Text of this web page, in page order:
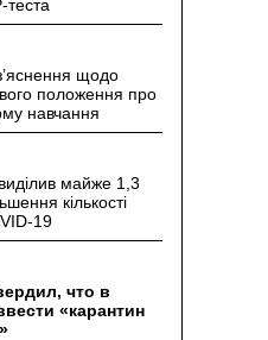
теста
щодо
положення про
навчання
майже 1,3
кількості
19
что в
«карантин